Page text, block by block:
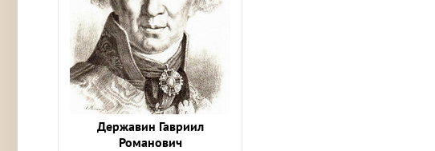
Державин Гавриил
Романович